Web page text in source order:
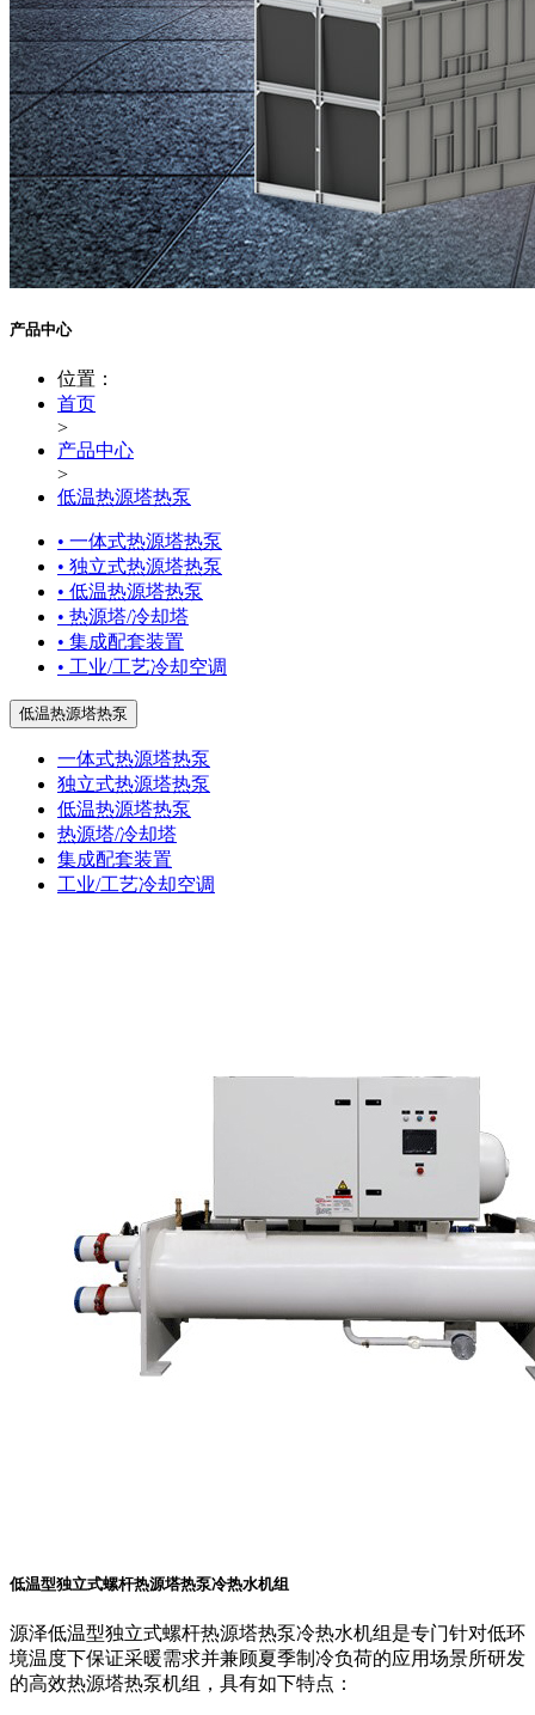
产品中心
位置：
首页
>
产品中心
>
低温热源塔热泵
• 一体式热源塔热泵
• 独立式热源塔热泵
• 低温热源塔热泵
• 热源塔/冷却塔
• 集成配套装置
• 工业/工艺冷却空调
低温热源塔热泵
一体式热源塔热泵
独立式热源塔热泵
低温热源塔热泵
热源塔/冷却塔
集成配套装置
工业/工艺冷却空调
低温型独立式螺杆热源塔热泵冷热水机组
源泽低温型独立式螺杆热源塔热泵冷热水机组是专门针对低环
境温度下保证采暖需求并兼顾夏季制冷负荷的应用场景所研发
的高效热源塔热泵机组，具有如下特点：